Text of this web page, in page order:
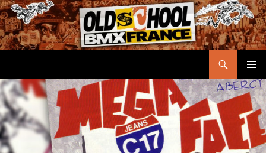
Aller
au
contenu
MENU